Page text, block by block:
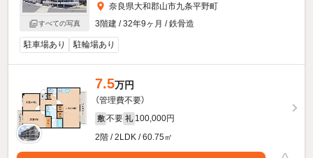
すべての写真
奈良県大和郡山市九条平野町
3階建 / 32年9ヶ月 / 鉄骨造
駐車場あり 駐輪場あり
7.5万円
（管理費不要）
敷 不要 礼 100,000円
2階 / 2LDK / 60.75㎡